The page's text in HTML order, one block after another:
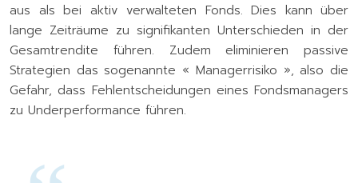
aus als bei aktiv verwalteten Fonds. Dies kann über
lange Zeiträume zu signifikanten Unterschieden in der
Gesamtrendite führen. Zudem eliminieren passive
Strategien das sogenannte « Managerrisiko », also die
Gefahr, dass Fehlentscheidungen eines Fondsmanagers
zu Underperformance führen.